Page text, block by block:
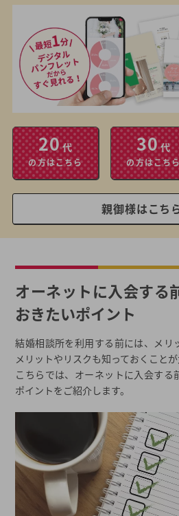
20代
の方はこちら
30代
の方はこち
親御様はこち
オーネットに入会する
おきたいポイント
結婚相談所を利用する前には、メリ
メリットやリスクも知っておくことが
こちらでは、オーネットに入会する
ポイントをご紹介します。